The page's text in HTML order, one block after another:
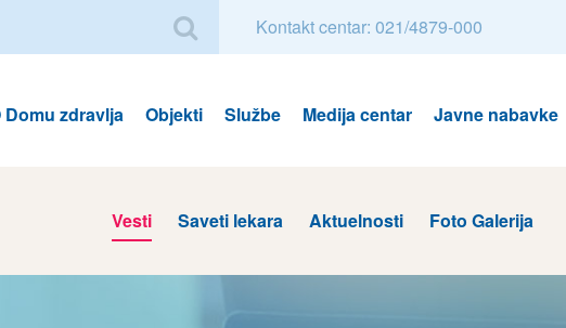
Kontakt centar: 021/4879-000
Domu zdravlja Objekti Službe Medija centar Javne nabavke
Vesti Saveti lekara Aktuelnosti Foto Galerija